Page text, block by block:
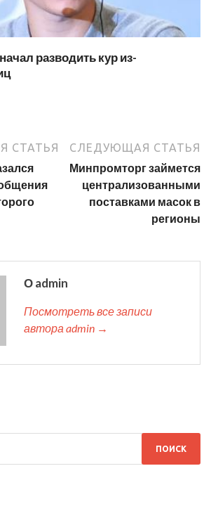
разводить кур из-
СТАТЬЯ СЛЕДУЮЩАЯ СТАТЬЯ
Минпромторг займется
централизованными
поставками масок в
регионы
О admin
Посмотреть все записи
автора admin →